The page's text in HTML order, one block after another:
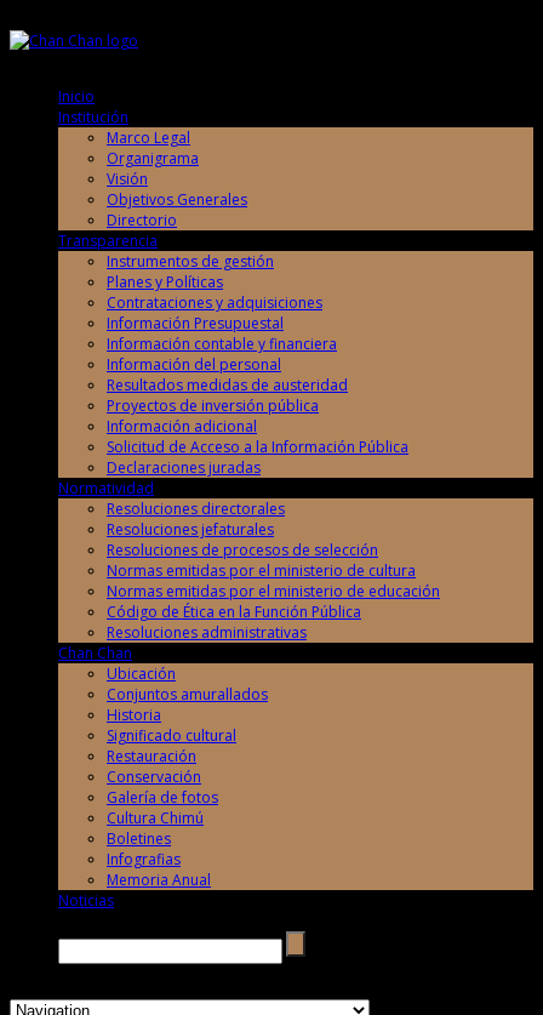
Inicio
Institución
Marco Legal
Organigrama
Visión
Objetivos Generales
Directorio
Transparencia
Instrumentos de gestión
Planes y Políticas
Contrataciones y adquisiciones
Información Presupuestal
Información contable y financiera
Información del personal
Resultados medidas de austeridad
Proyectos de inversión pública
Información adicional
Solicitud de Acceso a la Información Pública
Declaraciones juradas
Normatividad
Resoluciones directorales
Resoluciones jefaturales
Resoluciones de procesos de selección
Normas emitidas por el ministerio de cultura
Normas emitidas por el ministerio de educación
Código de Ética en la Función Pública
Resoluciones administrativas
Chan Chan
Ubicación
Conjuntos amurallados
Historia
Significado cultural
Restauración
Conservación
Galería de fotos
Cultura Chimú
Boletines
Infografias
Memoria Anual
Noticias